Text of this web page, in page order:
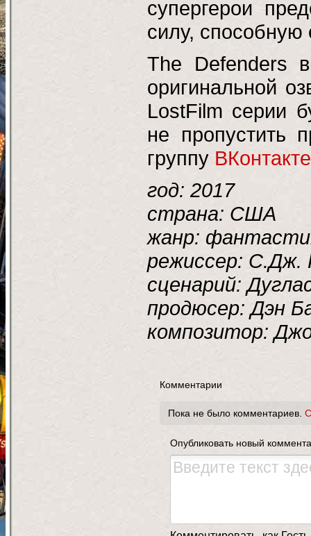
супергерои
силу, способную
The Defenders
оригинальной
LostFilm серии
не пропустить
группу ВКонтакте
год: 2017
страна: США
жанр:
режиссер: С.Дж.
сценарий:
продюсер: Дэн
композитор:
Комментарии
Пока не было комментариев.
Опубликовать новый